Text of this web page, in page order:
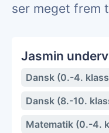
ser meget frem
Jasmin
Dansk (0.-4.
Dansk (8.-10.
Matematik (0.-4.